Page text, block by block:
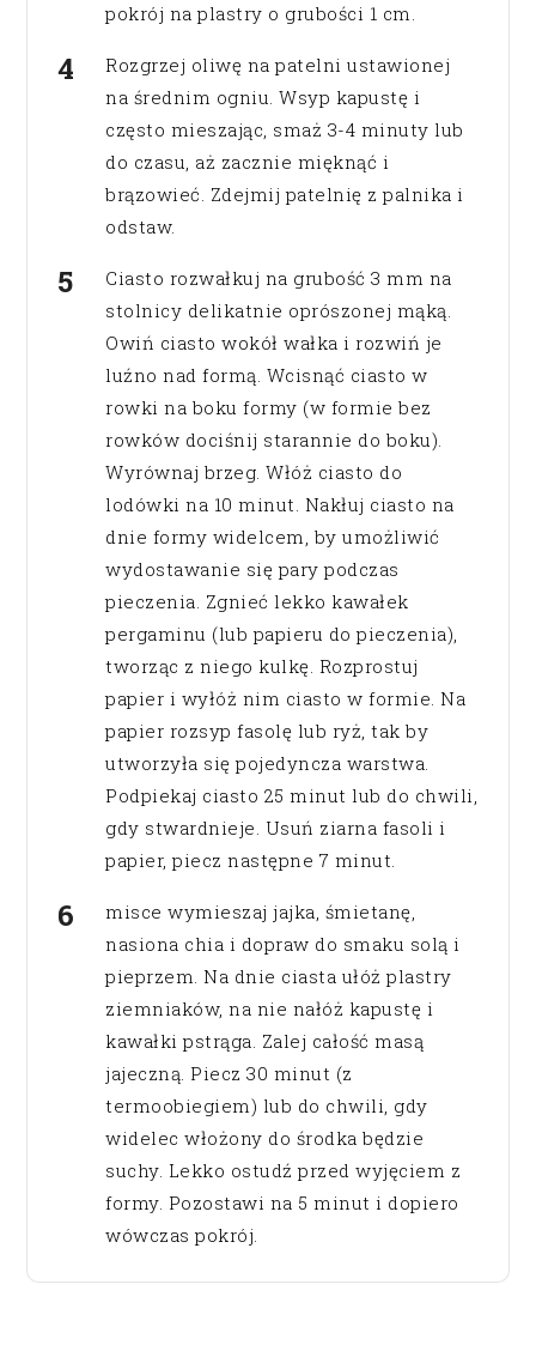
pokrój na plastry o grubości 1 cm.
Rozgrzej oliwę na patelni ustawionej
na średnim ogniu. Wsyp kapustę i
często mieszając, smaż 3-4 minuty lub
do czasu, aż zacznie mięknąć i
brązowieć. Zdejmij patelnię z palnika i
odstaw.
Ciasto rozwałkuj na grubość 3 mm na
stolnicy delikatnie oprószonej mąką.
Owiń ciasto wokół wałka i rozwiń je
luźno nad formą. Wcisnąć ciasto w
rowki na boku formy (w formie bez
rowków dociśnij starannie do boku).
Wyrównaj brzeg. Włóż ciasto do
lodówki na 10 minut. Nakłuj ciasto na
dnie formy widelcem, by umożliwić
wydostawanie się pary podczas
pieczenia. Zgnieć lekko kawałek
pergaminu (lub papieru do pieczenia),
tworząc z niego kulkę. Rozprostuj
papier i wyłóż nim ciasto w formie. Na
papier rozsyp fasolę lub ryż, tak by
utworzyła się pojedyncza warstwa.
Podpiekaj ciasto 25 minut lub do chwili,
gdy stwardnieje. Usuń ziarna fasoli i
papier, piecz następne 7 minut.
misce wymieszaj jajka, śmietanę,
nasiona chia i dopraw do smaku solą i
pieprzem. Na dnie ciasta ułóż plastry
ziemniaków, na nie nałóż kapustę i
kawałki pstrąga. Zalej całość masą
jajeczną. Piecz 30 minut (z
termoobiegiem) lub do chwili, gdy
widelec włożony do środka będzie
suchy. Lekko ostudź przed wyjęciem z
formy. Pozostawi na 5 minut i dopiero
wówczas pokrój.